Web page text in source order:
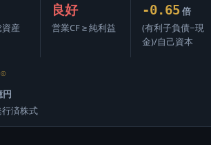
産
良好
営業CF ≥ 純利益
-0.65 倍
(有利子負債−現
金)/自己資本
⊙
円
済株式